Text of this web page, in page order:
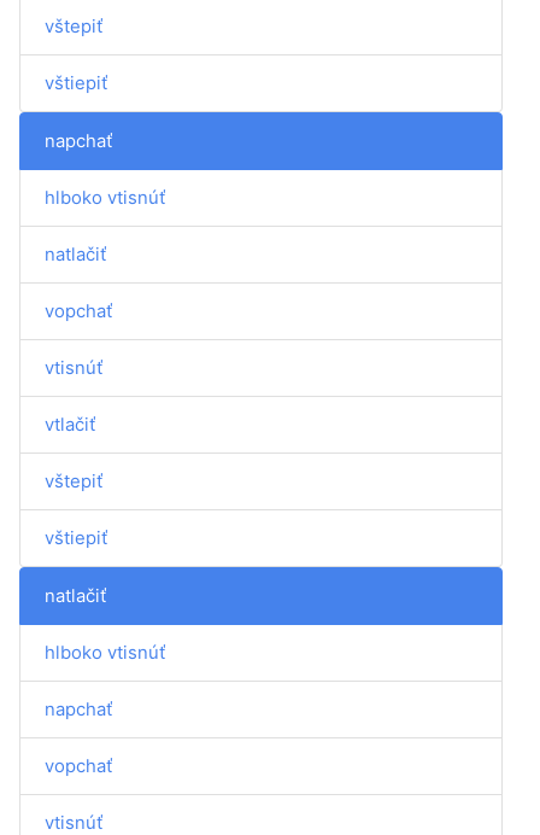
vštepiť
vštiepiť
napchať
hlboko vtisnúť
natlačiť
vopchať
vtisnúť
vtlačiť
vštepiť
vštiepiť
natlačiť
hlboko vtisnúť
napchať
vopchať
vtisnúť